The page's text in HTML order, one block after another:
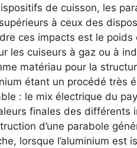
de cuisson, les
à ceux des
ces impacts est le
les cuiseurs à gaz ou à
matériau pour la
étant un procédé très
: le mix électrique du
finales des différents
d’une parabole
lorsque l’aluminium